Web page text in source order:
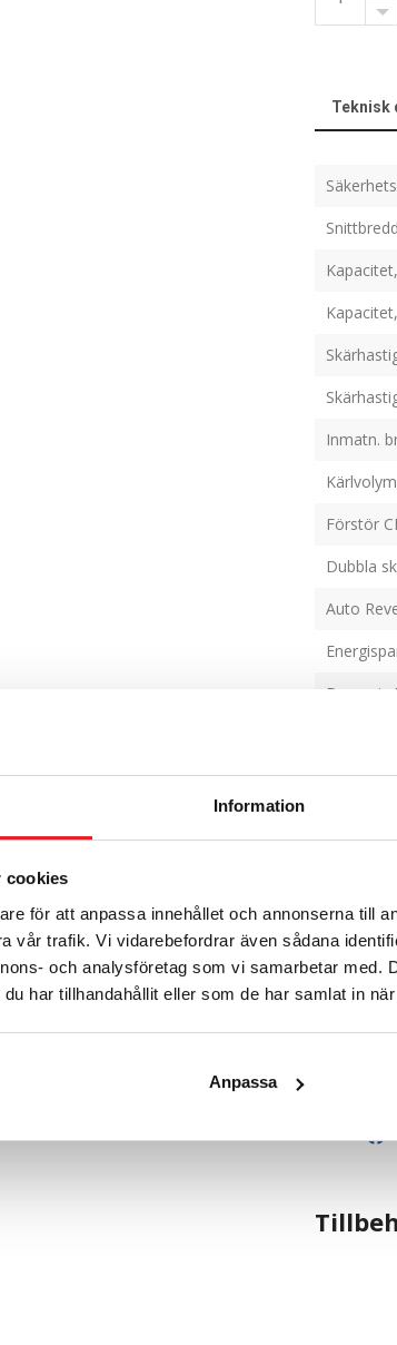
Information
cookies
för att anpassa innehållet och annonserna till
vår trafik. Vi vidarebefordrar även sådana
och analysföretag som vi samarbetar med.
har tillhandahållit eller som de har samlat in
Anpassa
120
CP5
Teknisk
Inmatn.
Förstör
Dubbla
Auto
Dynamic
Vikt, kg
Mått,
Garanti
Garanti